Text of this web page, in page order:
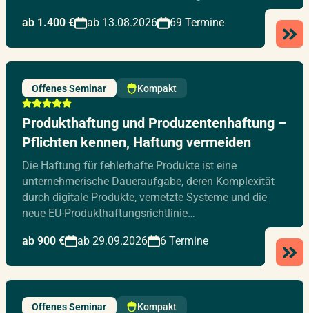
ab 1.400 € ab 13.08.2026 69 Termine
Offenes Seminar Kompakt
Produkthaftung und Produzentenhaftung –
Pflichten kennen, Haftung vermeiden
Die Haftung für fehlerhafte Produkte ist eine
unternehmerische Daueraufgabe, deren Komplexität
durch digitale Produkte, vernetzte Systeme und die
neue EU-Produkthaftungsrichtlinie…
ab 900 € ab 29.09.2026 6 Termine
Offenes Seminar Kompakt